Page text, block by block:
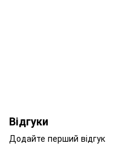
Відгуки
Додайте перший відгук